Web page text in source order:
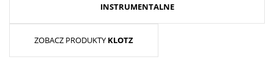
INSTRUMENTALNE
ZOBACZ PRODUKTY KLOTZ